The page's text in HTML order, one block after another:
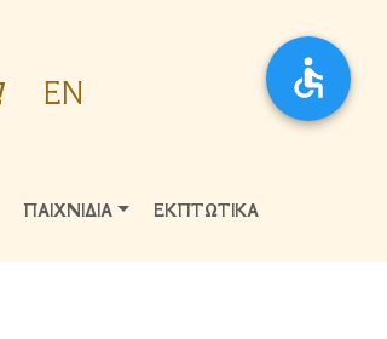
EN
ΠΑΙΧΝΙΔΙΑ ΕΚΠΤΩΤΙΚΑ